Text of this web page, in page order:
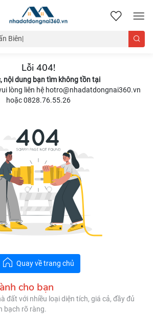
nhadatdongnai360.vn
Lỗi 404!
nội dung bạn tìm không tồn tại
lòng liên hệ hotro@nhadatdongnai360.vn
hoặc 0828.76.55.26
Quay về trang chủ
cho bạn
đất với nhiều loại diện tích, giá cả, đầy đủ
bạch rõ ràng.